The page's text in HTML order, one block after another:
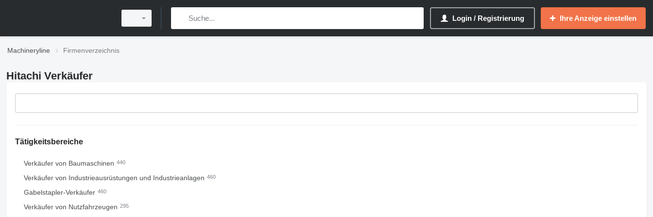
Login / Registrierung Ihre Anzeige einstellen
Machineryline Firmenverzeichnis
Hitachi Verkäufer
Tätigkeitsbereiche
Verkäufer von Baumaschinen 440
Verkäufer von Industrieausrüstungen und Industrieanlagen 460
Gabelstapler-Verkäufer 460
Verkäufer von Nutzfahrzeugen 295